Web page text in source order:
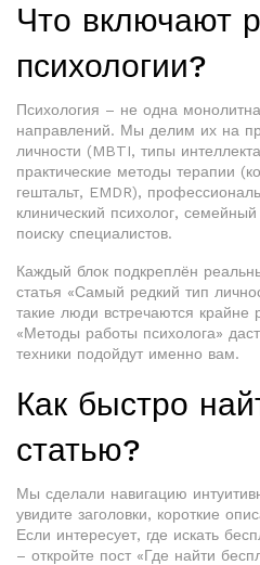
Что включают
психологии?
Психология – не одна
направлений. Мы делим их на
личности (MBTI, типы
практические методы терапии
гештальт, EMDR),
клинический психолог,
поиску специалистов.
Каждый блок подкреплён
статья «Самый редкий тип
такие люди встречаются крайне
«Методы работы психолога»
техники подойдут именно вам.
Как быстро
статью?
Мы сделали навигацию
увидите заголовки, короткие
Если интересует, где искать
– откройте пост «Где найти